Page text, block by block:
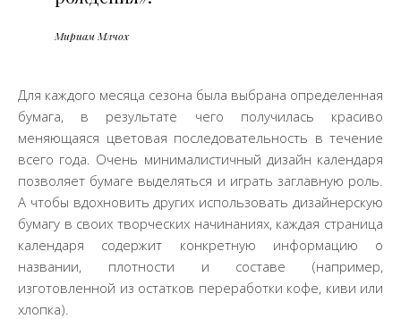
Мириам Млчох
Для каждого месяца сезона была выбрана определенная
бумага, в результате чего получилась красиво
меняющаяся цветовая последовательность в течение
всего года. Очень минималистичный дизайн календаря
позволяет бумаге выделяться и играть заглавную роль.
А чтобы вдохновить других использовать дизайнерскую
бумагу в своих творческих начинаниях, каждая страница
календаря содержит конкретную информацию о
названии, плотности и составе (например,
изготовленной из остатков переработки кофе, киви или
хлопка).